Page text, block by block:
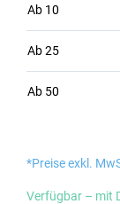
Ab 10
Ab25
Ab 50
*Preise exkl.
Verfügbar – mit